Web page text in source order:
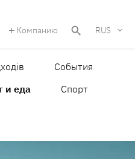
Компанию RUS
События
и еда
Спорт